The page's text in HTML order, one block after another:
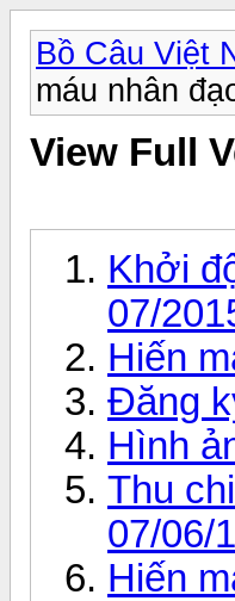
Bồ Câu Việt
máu nhân
View Full
Khởi
07/
Hiến
Đăng
Hình
Thu
07/06/
Hiến